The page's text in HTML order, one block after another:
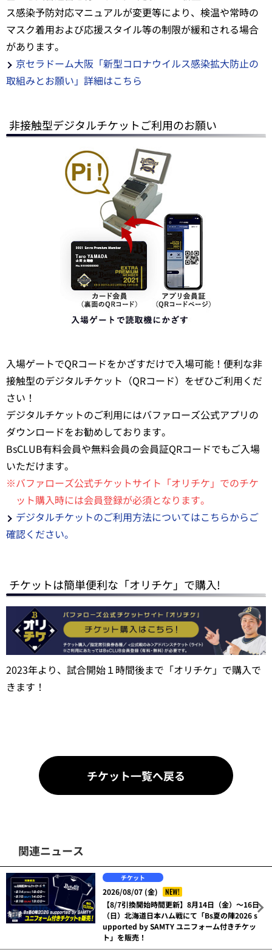
ス感染予防対応マニュアルが変更等により、検温や常時の
マスク着用および応援スタイル等の制限が緩和される場合
があります。
京セラドーム大阪「新型コロナウイルス感染拡大防止の
取組みとお願い」詳細はこちら
非接触型デジタルチケットご利用のお願い
入場ゲートでQRコードをかざすだけで入場可能！便利な非
接触型のデジタルチケット（QRコード）をぜひご利用くだ
さい！
デジタルチケットのご利用にはバファローズ公式アプリの
ダウンロードをお勧めしております。
BsCLUB有料会員や無料会員の会員証QRコードでもご入場
いただけます。
※バファローズ公式チケットサイト「オリチケ」でのチケ
ット購入時には会員登録が必須となります。
デジタルチケットのご利用方法についてはこちらからご
確認ください。
チケットは簡単便利な「オリチケ」で購入!
2023年より、試合開始１時間後まで「オリチケ」で購入で
きます！
チケット一覧へ戻る
関連ニュース
チケット
2026/08/07 (金)
NEW!
【8/7引換開始時間更新】8月14日（金）～16日
（日）北海道日本ハム戦にて「Bs夏の陣2026 s
upported by SAMTY ユニフォーム付きチケッ
ト」を販売！